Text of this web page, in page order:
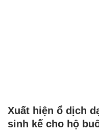
Xuất hiện ổ dịch
sinh kế cho hộ